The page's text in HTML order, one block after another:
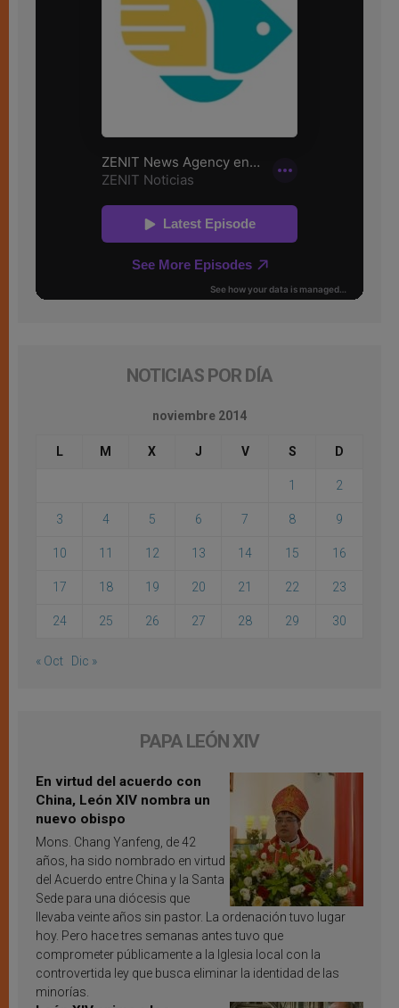
NOTICIAS POR DÍA
noviembre 2014
L M X J V S D
1 2
3 4 5 6 7 8 9
10 11 12 13 14 15 16
17 18 19 20 21 22 23
24 25 26 27 28 29 30
« Oct Dic »
PAPA LEÓN XIV
En virtud del acuerdo con
China, León XIV nombra un
nuevo obispo
Mons. Chang Yanfeng, de 42
años, ha sido nombrado en virtud
del Acuerdo entre China y la Santa
Sede para una diócesis que
llevaba veinte años sin pastor. La ordenación tuvo lugar
hoy. Pero hace tres semanas antes tuvo que
comprometer públicamente a la Iglesia local con la
controvertida ley que busca eliminar la identidad de las
minorías.